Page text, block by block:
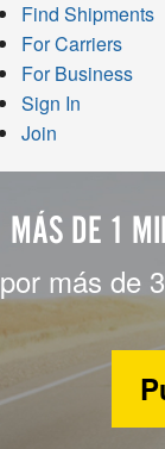
Find Shipments
For Carriers
For Business
Sign In
Join
MÁS DE 1
por más de